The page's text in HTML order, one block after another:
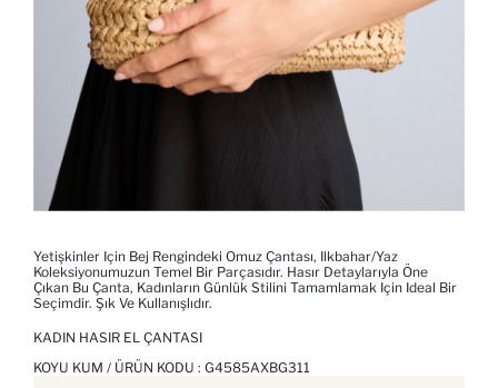
Yetişkinler Için Bej Rengindeki Omuz Çantası, Ilkbahar/yaz
Koleksiyonumuzun Temel Bir Parçasıdır. Hasır Detaylarıyla Öne
Çıkan Bu Çanta, Kadınların Günlük Stilini Tamamlamak Için Ideal Bir
Seçimdir. Şık Ve Kullanışlıdır.
KADIN HASIR EL ÇANTASI
KOYU KUM / ÜRÜN KODU : G4585AXBG311